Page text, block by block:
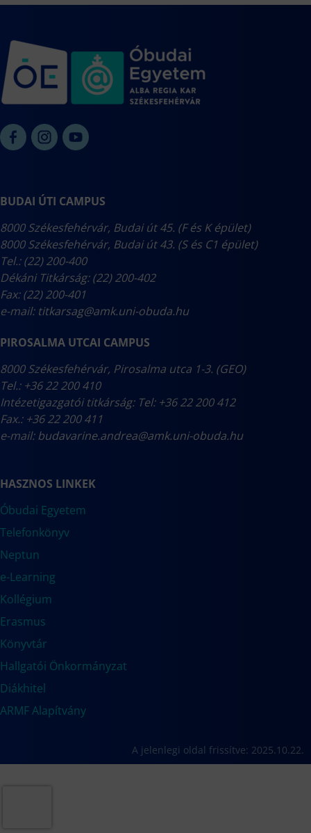
BUDAI ÚTI CAMPUS
8000 Székesfehérvár, Budai út 45. (F és K épület)
8000 Székesfehérvár, Budai út 43. (S és C1 épület)
Tel.: (22) 200-400
Dékáni Titkárság: (22) 200-402
Fax: (22) 200-401
e-mail: titkarsag@amk.uni-obuda.hu
PIROSALMA UTCAI CAMPUS
8000 Székesfehérvár, Pirosalma utca 1-3. (GEO)
Tel.: +36 22 200 410
Intézetigazgatói titkárság: Tel: +36 22 200 412
Fax.: +36 22 200 411
e-mail:budavarine.andrea@amk.uni-obuda.hu
HASZNOS LINKEK
Óbudai Egyetem
Telefonkönyv
Neptun
e-Learning
Kollégium
Erasmus
Könyvtár
Hallgatói Önkormányzat
Diákhitel
ARMF Alapítvány
A jelenlegi oldal frissítve: 2025.10.22.